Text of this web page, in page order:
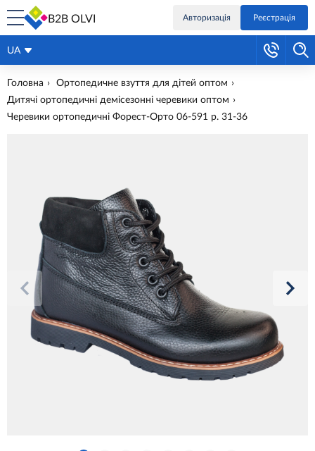
B2B OLVI Авторизація Реєстрація
UA
Головна
Ортопедичне взуття для дітей оптом
Дитячі ортопедичні демісезонні черевики оптом
Черевики ортопедичні Форест-Орто 06-591 р. 31-36